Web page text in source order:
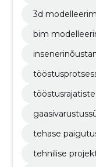
3d
bim
tehase
tehnilise